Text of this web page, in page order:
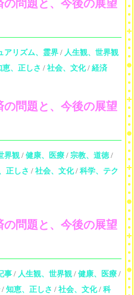
問題と、今後の展望
アリズム、霊界 / 人生観、世界観
恵、正しさ / 社会、文化/ 経済
問題と、今後の展望
界観 / 健康、医療 / 宗教、道徳/
正しさ / 社会、文化/ 科学、テク
問題と、今後の展望
事/ 人生観、世界観 / 健康、医療 /
/ 知恵、正しさ / 社会、文化/ 科